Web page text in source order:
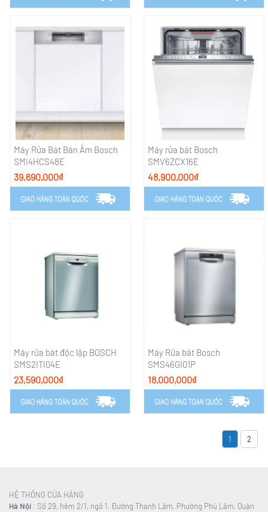
Máy Rửa Bát Bán Âm Bosch
SMI4HCS48E
39,690,000₫
Máy rửa bát Bosch
SMV6ZCX16E
48,900,000₫
Máy rửa bát độc lập BOSCH
SMS2ITI04E
23,590,000₫
Máy Rửa bát Bosch
SMS46GI01P
18,000,000₫
1 2
HỆ THỐNG CỬA HÀNG
Hà Nội : Số 29, hẻm 2/1, ngõ 1, Đường Thanh Lãm, Phường Phú Lãm, Quận